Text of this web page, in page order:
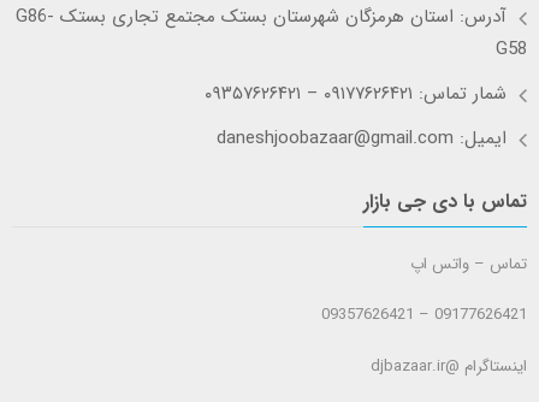
آدرس: استان هرمزگان شهرستان بستک مجتمع تجاری بستک G86-
G58
شمار تماس: ۰۹۱۷۷۶۲۶۴۲۱ – ۰۹۳۵۷۶۲۶۴۲۱
ایمیل: daneshjoobazaar@gmail.com
تماس با دی جی بازار
تماس – واتس اپ
09177626421 – 09357626421
اینستاگرام @djbazaar.ir